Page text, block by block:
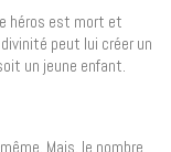
héros est mort et
peut lui créer un
un jeune enfant.
Mais, le nombre